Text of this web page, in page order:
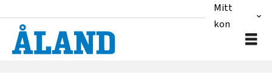
Mitt
konto